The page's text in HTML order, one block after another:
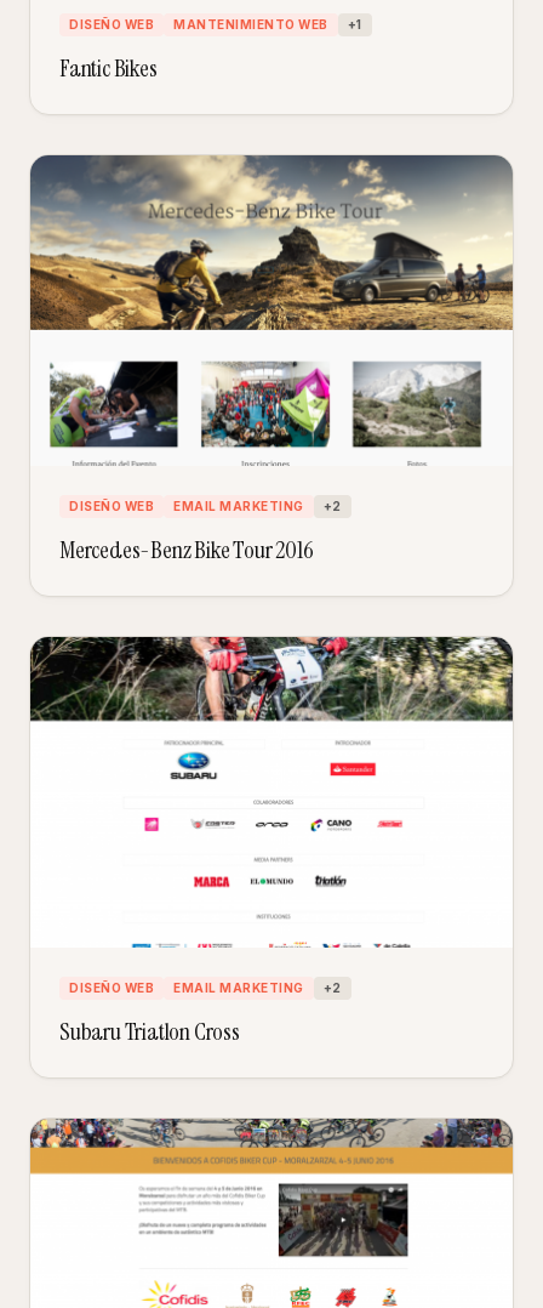
DISEÑO WEB MANTENIMIENTO WEB +1
Fantic Bikes
DISEÑO WEB EMAIL MARKETING +2
Mercedes-Benz Bike Tour 2016
DISEÑO WEB EMAIL MARKETING +2
Subaru Triatlon Cross